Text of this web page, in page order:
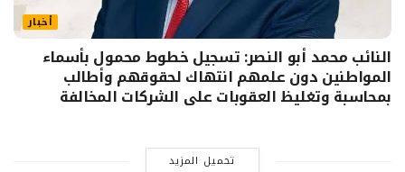
أخبار
النائب محمد أبو النصر: تسجيل خطوط محمول بأسماء
المواطنين دون علمهم انتهاك لحقوقهم وأطالب
بمحاسبة وتغليظ العقوبات على الشركات المخالفة
تحميل المزيد